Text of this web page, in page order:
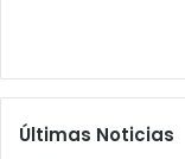
Últimas Noticias